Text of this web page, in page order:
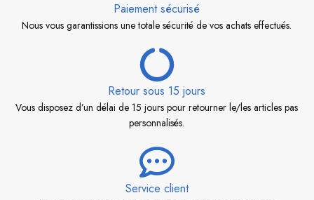
Paiement sécurisé
Nous vous garantissions une totale sécurité de vos achats effectués.
Retour sous 15 jours
Vous disposez d’un délai de 15 jours pour retourner le/les articles pas
personnalisés.
Service client